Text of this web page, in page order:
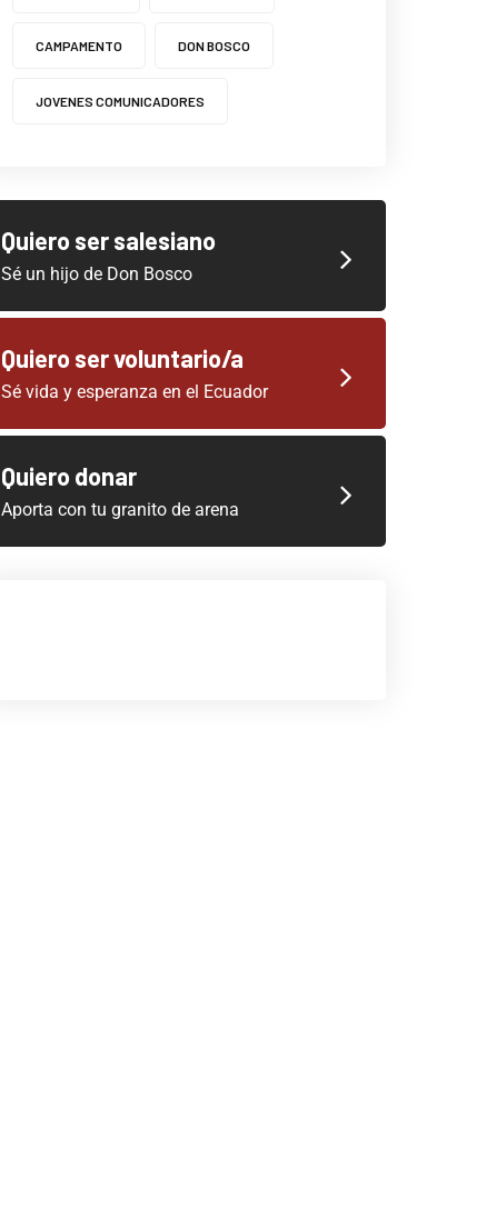
CAMPAMENTO DON BOSCO
JOVENES COMUNICADORES
Quiero ser salesiano
Sé un hijo de Don Bosco
Quiero ser voluntario/a
Sé vida y esperanza en el Ecuador
Quiero donar
Aporta con tu granito de arena